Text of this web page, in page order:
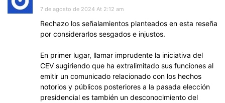
7 de agosto de 2024 At 2:12 am
Rechazo los señalamientos planteados en esta reseña
por considerarlos sesgados e injustos.
En primer lugar, llamar imprudente la iniciativa del
CEV sugiriendo que ha extralimitado sus funciones al
emitir un comunicado relacionado con los hechos
notorios y públicos posteriores a la pasada elección
presidencial es también un desconocimiento del